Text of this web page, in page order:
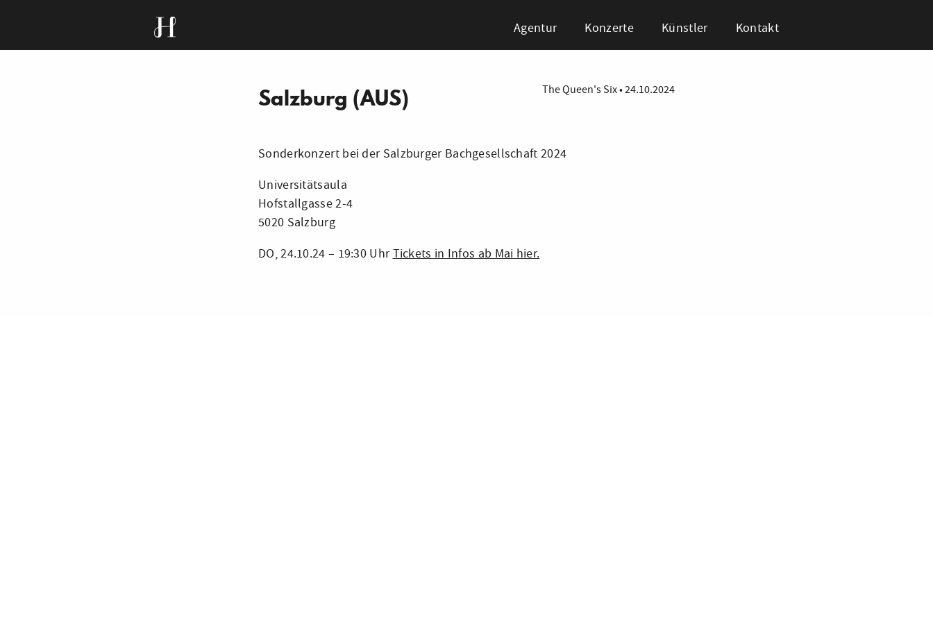
Agentur Konzerte Künstler Kontakt
Salzburg (AUS) The Queen's Six•24.10.2024
Sonderkonzert bei der Salzburger Bachgesellschaft 2024
Universitätsaula
Hofstallgasse 2-4
5020 Salzburg
DO, 24.10.24 – 19:30 UhrTickets in Infos ab Mai hier.